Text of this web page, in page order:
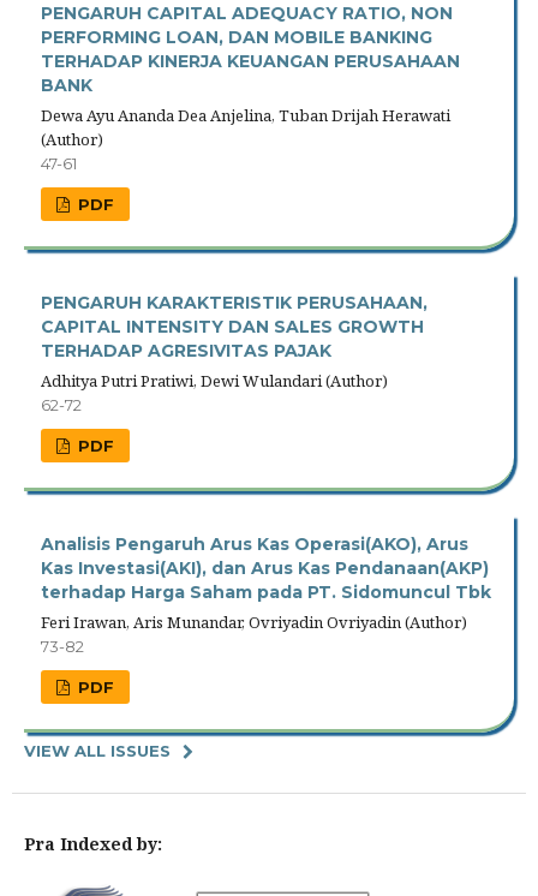
PENGARUH CAPITAL ADEQUACY RATIO, NON
PERFORMING LOAN, DAN MOBILE BANKING
TERHADAP KINERJA KEUANGAN PERUSAHAAN
BANK
Dewa Ayu Ananda Dea Anjelina, Tuban Drijah Herawati
(Author)
47-61
PDF
PENGARUH KARAKTERISTIK PERUSAHAAN,
CAPITAL INTENSITY DAN SALES GROWTH
TERHADAP AGRESIVITAS PAJAK
Adhitya Putri Pratiwi, Dewi Wulandari (Author)
62-72
PDF
Analisis Pengaruh Arus Kas Operasi(AKO), Arus
Kas Investasi(AKI), dan Arus Kas Pendanaan(AKP)
terhadap Harga Saham pada PT. Sidomuncul Tbk
Feri Irawan, Aris Munandar, Ovriyadin Ovriyadin (Author)
73-82
PDF
VIEW ALL ISSUES
Pra Indexed by: